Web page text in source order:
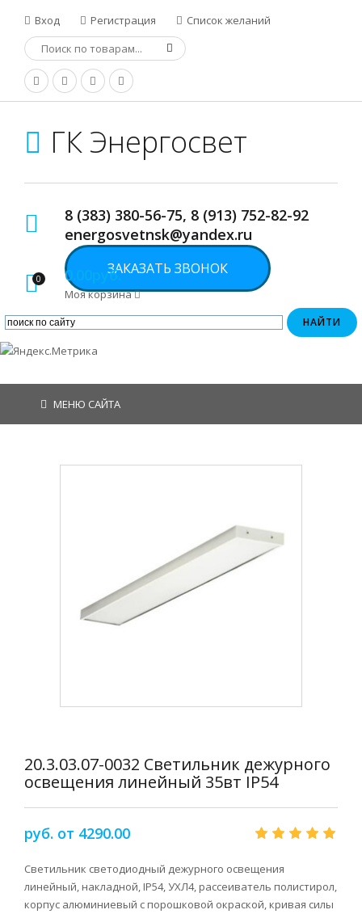
Вход Регистрация Список желаний
ГК Энергосвет
8 (383) 380-56-75, 8 (913) 752-82-92
energosvetnsk@yandex.ru
ЗАКАЗАТЬ ЗВОНОК
0 0.00руб.
Моя корзина
МЕНЮ САЙТА
20.3.03.07-0032 Светильник дежурного
освещения линейный 35вт IP54
руб. от 4290.00
Светильник светодиодный дежурного освещения
линейный, накладной, IP54, УХЛ4, рассеиватель полистирол,
корпус алюминиевый с порошковой окраской, кривая силы